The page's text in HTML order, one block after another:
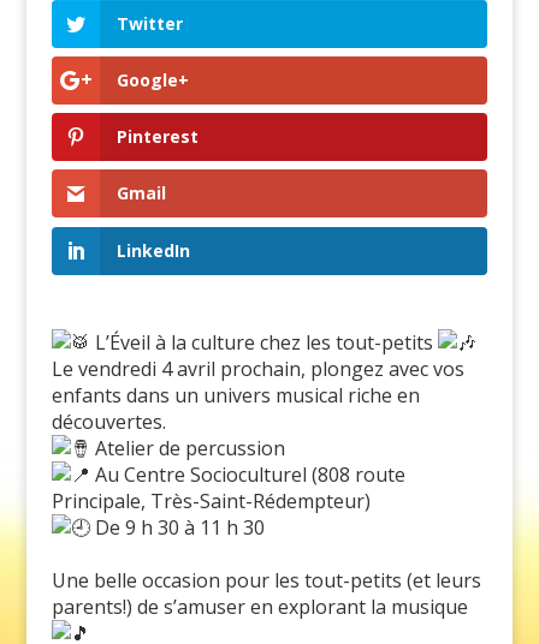
Twitter
Google+
Pinterest
Gmail
LinkedIn
L’Éveil à la culture chez les tout-petits
Le vendredi 4 avril prochain, plongez avec vos
enfants dans un univers musical riche en
découvertes.
Atelier de percussion
Au Centre Socioculturel (808 route
Principale, Très-Saint-Rédempteur)
De 9 h 30 à 11 h 30
Une belle occasion pour les tout-petits (et leurs
parents!) de s’amuser en explorant la musique